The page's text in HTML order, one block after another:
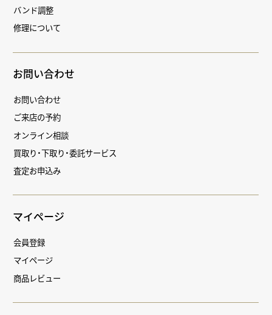
バンド調整
修理について
お問い合わせ
お問い合わせ
ご来店の予約
オンライン相談
買取り・下取り・委託サービス
査定お申込み
マイページ
会員登録
マイページ
商品レビュー